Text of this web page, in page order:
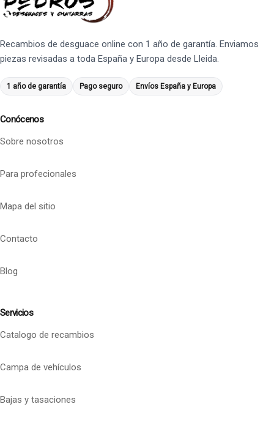
Recambios de desguace online con 1 año de garantía. Enviamos
piezas revisadas a toda España y Europa desde Lleida.
1 año de garantía Pago seguro Envíos España y Europa
Conócenos
Sobre nosotros
Para profecionales
Mapa del sitio
Contacto
Blog
Servicios
Catalogo de recambios
Campa de vehículos
Bajas y tasaciones